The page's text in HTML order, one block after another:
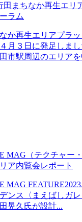
まちなか再生エリ
ラム
か再生エリアプラ
月３日に発足しま
市駅周辺のエリア
MAG（テクチャー
ア内覧会レポート
MAG
ンス〈まえばしガ
晃久氏が設計...